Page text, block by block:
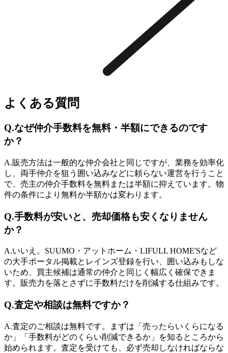
よくある質問
Q.なぜ仲介手数料を無料・半額にできるのです
か？
A.販売方法は一般的な仲介会社と同じですが、業務を効率化
し、両手仲介を狙う囲い込みなどに頼らない運営を行うこと
で、売主の仲介手数料を無料または半額に抑えています。物
件の条件により無料か半額かは変わります。
Q.手数料が安いと、売却価格も安くなりません
か？
A.いいえ。SUUMO・アットホーム・LIFULL HOME'Sなど
の大手ポータル掲載とレインズ登録を行い、囲い込みもしな
いため、買主候補は通常の仲介と同じく幅広く確保できま
す。販売力を落とさずに手数料だけを削減する仕組みです。
Q.査定や相談は無料ですか？
A.査定のご相談は無料です。まずは「売ったらいくらになる
か」「手数料がどのくらい削減できるか」を知るところから
始められます。査定を受けても、必ず売却しなければならな